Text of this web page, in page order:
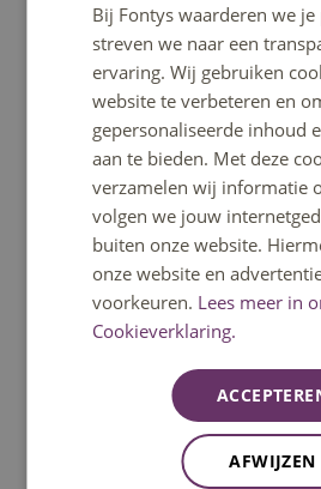
Heb je een vraag?
Het klantcontactcentrum helpt
Bereikbaar op ma t/m vrij
Telefonisch bereikbaar tot
Bel: 08850 80000
WhatsApp
Stuur een mail
Bij Fontys waarderen we je
streven we naar een
ervaring. Wij gebruiken
website te verbeteren en
gepersonaliseerde inhoud
aan te bieden. Met deze
verzamelen wij informatie
volgen we jouw
buiten onze website.
onze website en
voorkeuren. Lees meer in
Cookieverklaring.
AFWIJZEN